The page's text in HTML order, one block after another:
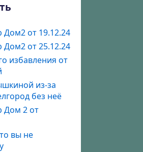
Дом2 от 19.12.24
Дом2 от 25.12.24
избавления от
из-за
без неё
Дом 2 от
вы не